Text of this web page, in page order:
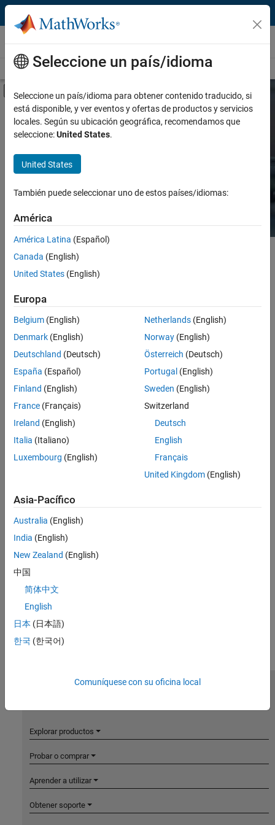
Saltar al contenido
Hardware Support
Overview Search Hardware Support Request Hardware Support
Mostrar/ocultar menú de navegación
Product
Vendor
Application
Protocol or Standard
Search Hardware
Find integrated hardware solutions with
Contenido principal
Search
Seleccione un país/idioma
Seleccione un país/idioma para obtener contenido traducido, si
está disponible, y ver eventos y ofertas de productos y servicios
locales. Según su ubicación geográfica, recomendamos que
seleccione:United States.
United States
También puede seleccionar uno de estos países/idiomas:
América
América Latina (Español)
Canada (English)
United States (English)
Europa
Belgium (English)
Denmark (English)
Deutschland (Deutsch)
España (Español)
Finland (English)
France (Français)
Ireland (English)
Italia (Italiano)
Luxembourg (English)
Netherlands(English)
Norway(English)
Österreich (Deutsch)
Portugal (English)
Sweden (English)
Switzerland
Deutsch
English
Français
United Kingdom(English)
Asia-Pacífico
Australia (English)
India (English)
New Zealand (English)
中国
简体中文
English
日本 (日本語)
한국 (한국어)
Comuníquese con su oficina local
Explorar productos
Probar o comprar
Aprender a utilizar
Obtener soporte